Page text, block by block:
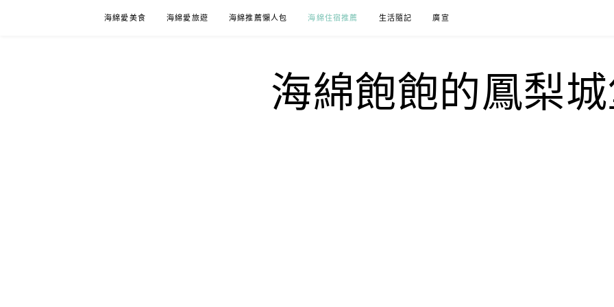
海綿愛美食 海綿愛旅遊 海綿推薦懶人包 海綿住宿推薦 生活隨記 廣宣
海綿飽飽的鳳梨